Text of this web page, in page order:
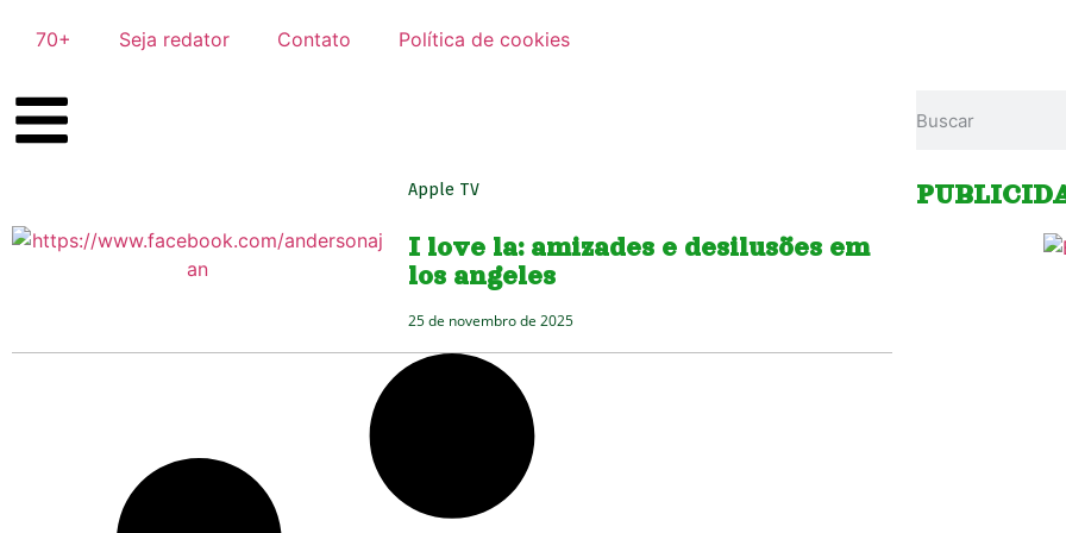
70+ Seja redator Contato Política de cookies
Apple TV
I love la: amizades e desilusões em
los angeles
25 de novembro de 2025